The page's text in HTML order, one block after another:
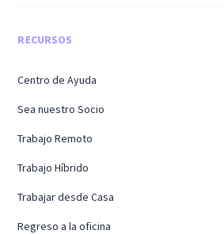
RECURSOS
Centro de Ayuda
Sea nuestro Socio
Trabajo Remoto
Trabajo Híbrido
Trabajar desde Casa
Regreso a la oficina